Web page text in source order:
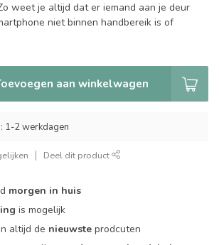
weet je altijd dat er iemand aan je deur
niet binnen handbereik is of
aan winkelwagen
1-2 werkdagen
Deel dit product
morgen in huis
is mogelijk
altijd de nieuwste prodcuten